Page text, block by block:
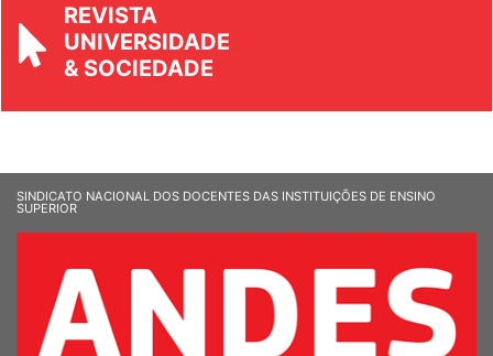
REVISTA
UNIVERSIDADE
& SOCIEDADE
SINDICATO NACIONAL DOS DOCENTES DAS INSTITUIÇÕES DE ENSINO
SUPERIOR